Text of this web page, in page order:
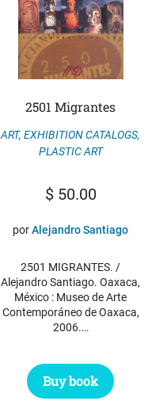
2501 Migrantes
ART, EXHIBITION CATALOGS,
PLASTIC ART
$50.00
porAlejandro Santiago
2501 MIGRANTES. /
Alejandro Santiago. Oaxaca,
México : Museo de Arte
Contemporáneo de Oaxaca,
2006.…
Buy book